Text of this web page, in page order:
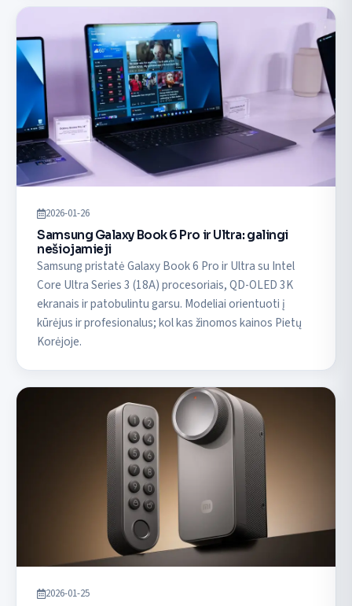
2026-01-26
Samsung Galaxy Book 6 Pro ir Ultra: galingi
nešiojamieji
Samsung pristatė Galaxy Book 6 Pro ir Ultra su Intel
Core Ultra Series 3 (18A) procesoriais, QD-OLED 3K
ekranais ir patobulintu garsu. Modeliai orientuoti į
kūrėjus ir profesionalus; kol kas žinomos kainos Pietų
Korėjoje.
2026-01-25